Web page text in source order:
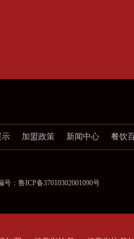
示 加盟政策 新闻中心 餐饮
：鲁ICP备37010302001090号